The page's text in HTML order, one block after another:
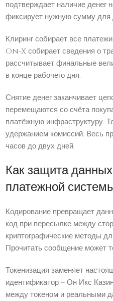
подтверждает наличие денег
фиксирует нужную сумму для
Клиринг собирает все
On-X собирает сведения о
рассчитывает финальные
в конце рабочего дня.
Снятие денег заканчивает
перемещаются со счёта
платёжную инфраструктуру.
удержанием комиссий. Весь
часов до двух дней.
Как защита
платежной
Кодирование превращает
код при пересылке между
криптографические методы
Прочитать сообщение может
Токенизация заменяет
идентификатор – Он Икс
между токеном и реальными